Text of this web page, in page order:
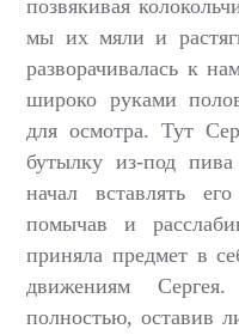
позвякивая
мы их мяли и
разворачивалась к
широко руками
для осмотра. Тут
бутылку из-под
начал вставлять
помычав и
приняла предмет в
движениям
полностью, оставив